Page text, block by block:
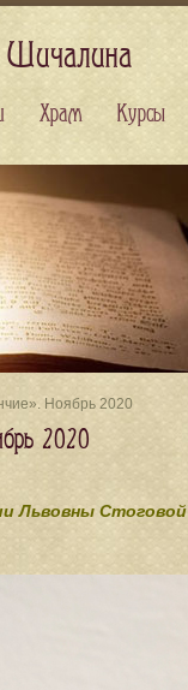
Ноябрь 2020
2020
Львовны Стоговой
Шичалина
Храм Курсы